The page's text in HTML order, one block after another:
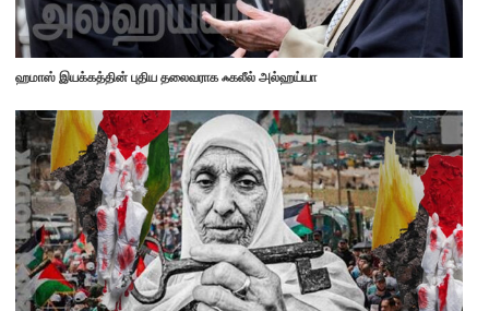
ஹமாஸ் இயக்கத்தின் புதிய தலைவராக ஃகலீல் அல்ஹய்யா